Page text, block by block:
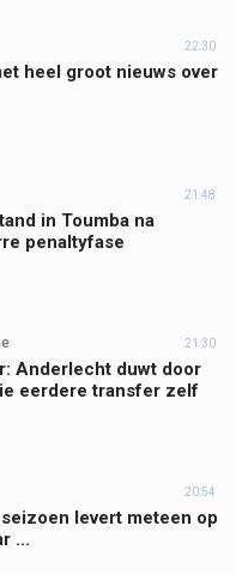
22:30
heel groot nieuws over
21:48
in Toumba na
penaltyfase
21:30
Anderlecht duwt door
eerdere transfer zelf
20:54
levert meteen op
...